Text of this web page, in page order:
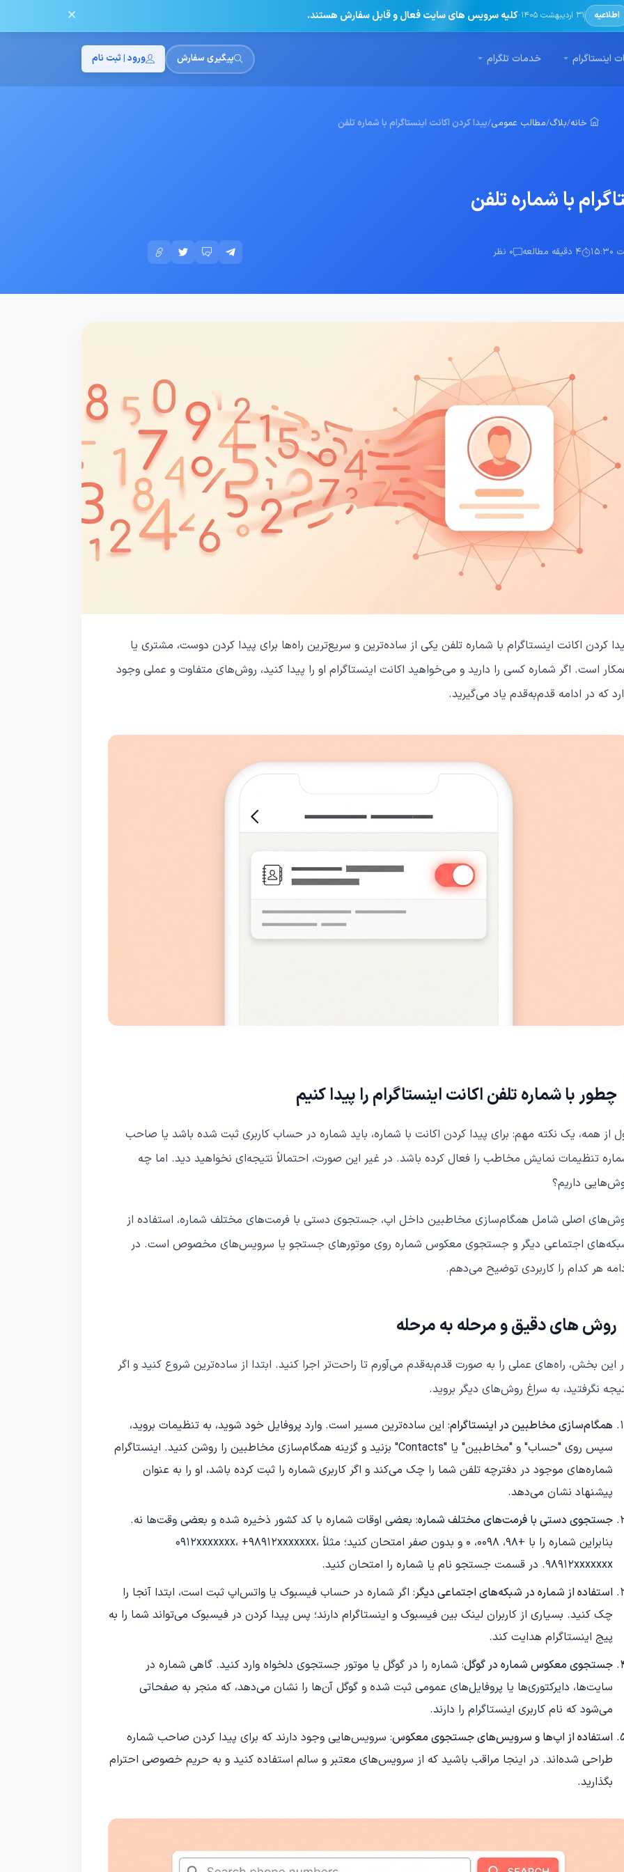
اطلاعیه 31 اردیبهشت 1405 ·کلیه سرویس های سایت فعال و قابل سفارش هستند. ✕
اینستاگرام خدمات تلگرام پیگیری سفارش ورود | ثبت نام
خانه/بلاگ/مطالب عمومی/پیدا کردن اکانت اینستاگرام با شماره تلفن
با شماره تلفن
4 دقیقه مطالعه 0 نظر
کردن اکانت اینستاگرام با شماره تلفن یکی از ساده‌ترین و سریع‌ترین راه‌ها برای پیدا کردن دوست، مشتری یا
است. اگر شماره کسی را دارید و می‌خواهید اکانت اینستاگرام او را پیدا کنید، روش‌های متفاوت و عملی وجود
که در ادامه قدم‌به‌قدم یاد می‌گیرید.
چطور با شماره تلفن اکانت اینستاگرام را پیدا کنیم
از همه، یک نکته مهم: برای پیدا کردن اکانت با شماره، باید شماره در حساب کاربری ثبت شده باشد یا صاحب
تنظیمات نمایش مخاطب را فعال کرده باشد. در غیر این صورت، احتمالاً نتیجه‌ای نخواهید دید. اما چه
داریم؟
اصلی شامل همگام‌سازی مخاطبین داخل اپ، جستجوی دستی با فرمت‌های مختلف شماره، استفاده از
اجتماعی دیگر و جستجوی معکوس شماره روی موتورهای جستجو یا سرویس‌های مخصوص است. در
هر کدام را کاربردی توضیح می‌دهم.
روش‌ های دقیق و مرحله‌ به‌ مرحله
این بخش، راه‌های عملی را به صورت قدم‌به‌قدم می‌آورم تا راحت‌تر اجرا کنید. ابتدا از ساده‌ترین شروع کنید و اگر
نگرفتید، به سراغ روش‌های دیگر بروید.
همگام‌سازی مخاطبین در اینستاگرام: این ساده‌ترین مسیر است. وارد پروفایل خود شوید، به تنظیمات بروید،
سپس روی "حساب" و "مخاطبین" یا "Contacts" بزنید و گزینه همگام‌سازی مخاطبین را روشن کنید. اینستاگرام
شماره‌های موجود در دفترچه تلفن شما را چک می‌کند و اگر کاربری شماره را ثبت کرده باشد، او را به عنوان
پیشنهاد نشان می‌دهد.
جستجوی دستی با فرمت‌های مختلف شماره: بعضی اوقات شماره با کد کشور ذخیره شده و بعضی وقت‌ها نه.
بنابراین شماره را با +98، 0098، 0 و بدون صفر امتحان کنید؛ مثلاً 0912xxxxxxx، +98912xxxxxxx،
98912xxxxxxx. در قسمت جستجو نام یا شماره را امتحان کنید.
استفاده از شماره در شبکه‌های اجتماعی دیگر: اگر شماره در حساب فیسبوک یا واتس‌اپ ثبت است، ابتدا آنجا را
چک کنید. بسیاری از کاربران لینک بین فیسبوک و اینستاگرام دارند؛ پس پیدا کردن در فیسبوک می‌تواند شما را به
پیج اینستاگرام هدایت کند.
جستجوی معکوس شماره در گوگل: شماره را در گوگل یا موتور جستجوی دلخواه وارد کنید. گاهی شماره در
سایت‌ها، دایرکتوری‌ها یا پروفایل‌های عمومی ثبت شده و گوگل آن‌ها را نشان می‌دهد، که منجر به صفحاتی
می‌شود که نام کاربری اینستاگرام را دارند.
استفاده از اپ‌ها و سرویس‌های جستجوی معکوس: سرویس‌هایی وجود دارند که برای پیدا کردن صاحب شماره
طراحی شده‌اند. در اینجا مراقب باشید که از سرویس‌های معتبر و سالم استفاده کنید و به حریم خصوصی احترام
بگذارید.